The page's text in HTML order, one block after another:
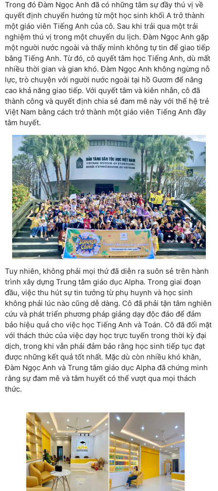
Trong đó Đàm Ngọc Anh đã có những tâm sự đầy thú vị về
quyết định chuyển hướng từ một học sinh khối A trở thành
một giáo viên Tiếng Anh của cô. Sau khi trải qua một trải
nghiệm thú vị trong một chuyến du lịch. Đàm Ngọc Anh gặp
một người nước ngoài và thấy mình không tự tin để giao tiếp
bằng Tiếng Anh. Từ đó, cô quyết tâm học Tiếng Anh, dù mất
nhiều thời gian và gian khó. Đàm Ngọc Anh không ngừng nỗ
lực, trò chuyện với người nước ngoài tại hồ Gươm để nâng
cao khả năng giao tiếp. Với quyết tâm và kiên nhẫn, cô đã
thành công và quyết định chia sẻ đam mê này với thế hệ trẻ
Việt Nam bằng cách trở thành một giáo viên Tiếng Anh đầy
tâm huyết.
Tuy nhiên, không phải mọi thứ đã diễn ra suôn sẻ trên hành
trình xây dựng Trung tâm giáo dục Alpha. Trong giai đoạn
đầu, việc thu hút sự tin tưởng từ phụ huynh và học sinh
không phải lúc nào cũng dễ dàng. Cô đã phải tận tâm nghiên
cứu và phát triển phương pháp giảng dạy độc đáo để đảm
bảo hiệu quả cho việc học Tiếng Anh và Toán. Cô đã đối mặt
với thách thức của việc dạy học trực tuyến trong thời kỳ đại
dịch, trong khi vẫn phải đảm bảo rằng học sinh tiếp tục đạt
được những kết quả tốt nhất. Mặc dù còn nhiều khó khăn,
Đàm Ngọc Anh và Trung tâm giáo dục Alpha đã chứng minh
rằng sự đam mê và tâm huyết có thể vượt qua mọi thách
thức.